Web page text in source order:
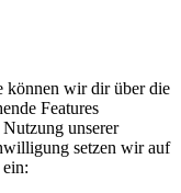
können wir dir über die
Features
unserer
setzen wir auf